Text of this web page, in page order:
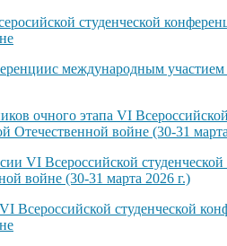
студенческой
международным
очного этапа VI
Отечественной войне (30-31
VI Всероссийской
войне (30-31 марта 2026 г.)
Всероссийской студенческой